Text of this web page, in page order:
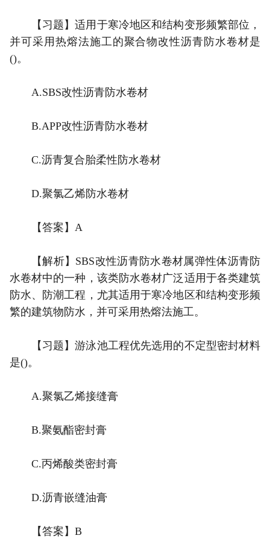
【习题】适用于寒冷地区和结构变形频繁部位，
并可采用热熔法施工的聚合物改性沥青防水卷材是
()。
A.SBS改性沥青防水卷材
B.APP改性沥青防水卷材
C.沥青复合胎柔性防水卷材
D.聚氯乙烯防水卷材
【答案】A
【解析】SBS改性沥青防水卷材属弹性体沥青防
水卷材中的一种，该类防水卷材广泛适用于各类建筑
防水、防潮工程，尤其适用于寒冷地区和结构变形频
繁的建筑物防水，并可采用热熔法施工。
【习题】游泳池工程优先选用的不定型密封材料
是()。
A.聚氯乙烯接缝膏
B.聚氨酯密封膏
C.丙烯酸类密封膏
D.沥青嵌缝油膏
【答案】B